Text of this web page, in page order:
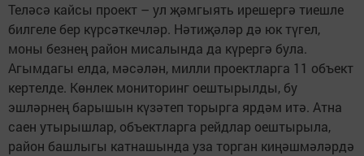
Теләсә кайсы проект – ул җәмгыять ирешергә тиешле
билгеле бер күрсәткечләр. Нәтиҗәләр дә юк түгел,
моны безнең район мисалында да күрергә була.
Агымдагы елда, мәсәлән, милли проектларга 11 объект
кертелде. Көнлек мониторинг оештырылды, бу
эшләрнең барышын күзәтеп торырга ярдәм итә. Атна
саен утырышлар, объектларга рейдлар оештырыла,
район башлыгы катнашында уза торган киңәшмәләрдә